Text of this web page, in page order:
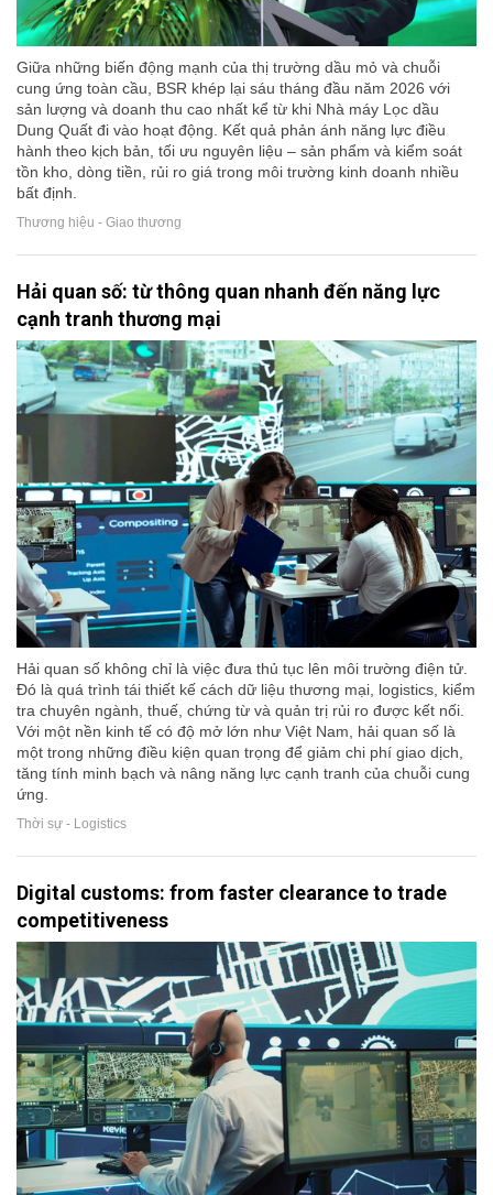
Giữa những biến động mạnh của thị trường dầu mỏ và chuỗi
cung ứng toàn cầu, BSR khép lại sáu tháng đầu năm 2026 với
sản lượng và doanh thu cao nhất kể từ khi Nhà máy Lọc dầu
Dung Quất đi vào hoạt động. Kết quả phản ánh năng lực điều
hành theo kịch bản, tối ưu nguyên liệu – sản phẩm và kiểm soát
tồn kho, dòng tiền, rủi ro giá trong môi trường kinh doanh nhiều
bất định.
Thương hiệu - Giao thương
Hải quan số: từ thông quan nhanh đến năng lực
cạnh tranh thương mại
Hải quan số không chỉ là việc đưa thủ tục lên môi trường điện tử.
Đó là quá trình tái thiết kế cách dữ liệu thương mại, logistics, kiểm
tra chuyên ngành, thuế, chứng từ và quản trị rủi ro được kết nối.
Với một nền kinh tế có độ mở lớn như Việt Nam, hải quan số là
một trong những điều kiện quan trọng để giảm chi phí giao dịch,
tăng tính minh bạch và nâng năng lực cạnh tranh của chuỗi cung
ứng.
Thời sự - Logistics
Digital customs: from faster clearance to trade
competitiveness